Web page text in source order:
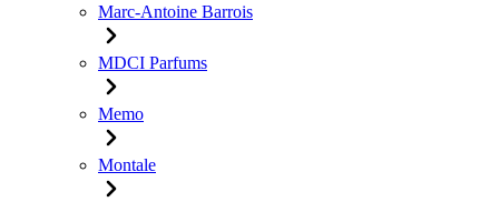
Marc-Antoine Barrois
MDCI Parfums
Memo
Montale